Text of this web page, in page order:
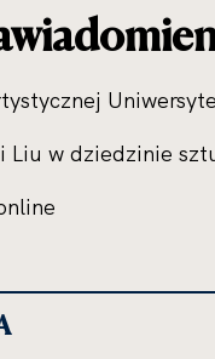
Liu w dziedzinie